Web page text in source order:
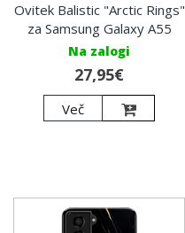
Ovitek Balistic "Arctic Rings"
za Samsung Galaxy A55
Na zalogi
27,95€
Več